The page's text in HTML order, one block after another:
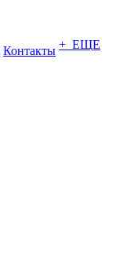
Контакты + ЕЩЕ